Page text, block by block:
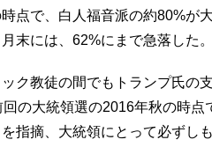
点で、白人福音派の約80%が
末には、62%にまで急落した。
ク教徒の間でもトランプ氏の
の大統領選の2016年秋の時点
指摘、大統領にとって必ずし